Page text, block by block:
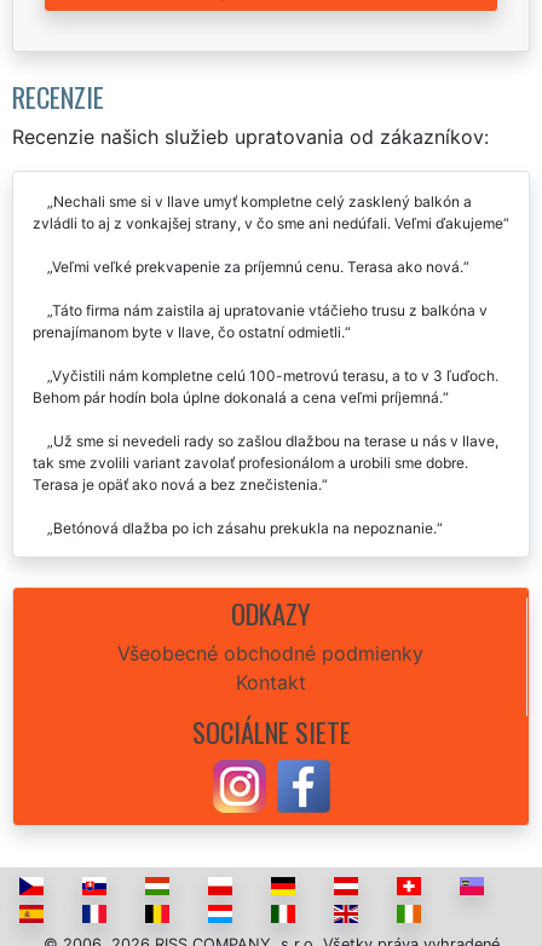
RECENZIE
Recenzie našich služieb upratovania od zákazníkov:
Nechali sme si v Ilave umyť kompletne celý zasklený balkón a
zvládli to aj z vonkajšej strany, v čo sme ani nedúfali. Veľmi ďakujeme
Veľmi veľké prekvapenie za príjemnú cenu. Terasa ako nová.
Táto firma nám zaistila aj upratovanie vtáčieho trusu z balkóna v
prenajímanom byte v Ilave, čo ostatní odmietli.
Vyčistili nám kompletne celú 100-metrovú terasu, a to v 3 ľuďoch.
Behom pár hodín bola úplne dokonalá a cena veľmi príjemná.
Už sme si nevedeli rady so zašlou dlažbou na terase u nás v Ilave,
tak sme zvolili variant zavolať profesionálom a urobili sme dobre.
Terasa je opäť ako nová a bez znečistenia.
Betónová dlažba po ich zásahu prekukla na nepoznanie.
ODKAZY
Všeobecné obchodné podmienky
Kontakt
SOCIÁLNE SIETE